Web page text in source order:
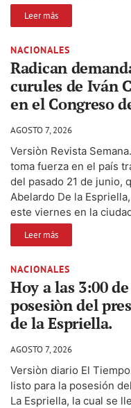
Leer más
NACIONALES
Radican
curules de Iván
en el Congreso
AGOSTO 7, 2026
Versiòn Revista
toma fuerza en el país
del pasado 21 de junio,
Abelardo De la
este viernes en la
Leer más
NACIONALES
Hoy a las 3:00
posesiòn del
de la Espriella.
AGOSTO 7, 2026
Versiòn diario El
listo para la posesión
La Espriella, la cual se